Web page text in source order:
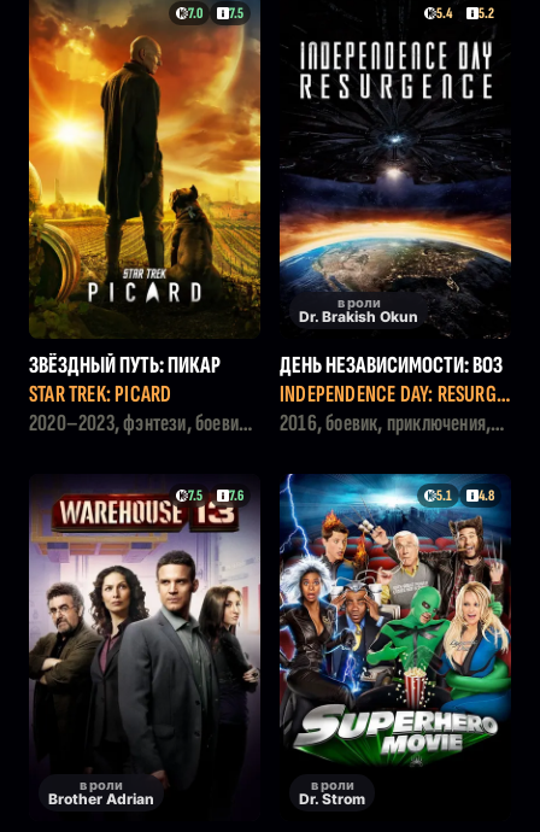
7.0 7.5
ЗВЁЗДНЫЙ ПУТЬ: ПИКАР
STAR TREK: PICARD
2020–2023, фэнтези, боевик,
5.4 5.2
в роли
Dr. Brakish Okun
ДЕНЬ НЕЗАВИСИМОСТИ: ВОЗ
РОЖДЕНИЕ
INDEPENDENCE DAY: RESURGE
NCE
2016, боевик, приключения,
7.5 7.6
в роли
Brother Adrian
5.1 4.8
в роли
Dr. Strom